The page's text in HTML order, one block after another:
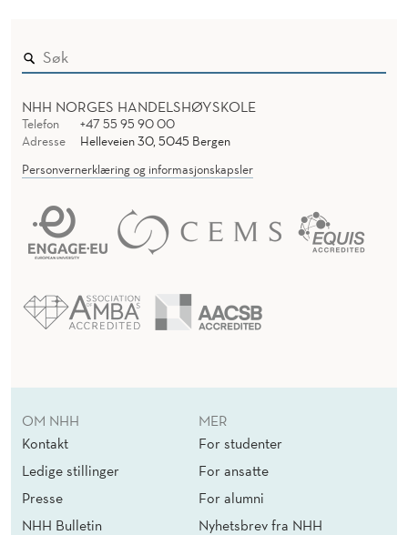
NHH NORGES HANDELSHØYSKOLE
Telefon
+47 55 95 90 00
Adresse
Helleveien 30, 5045 Bergen
Personvernerklæring og informasjonskapsler
OM NHH
Kontakt
Ledige stillinger
Presse
NHH Bulletin
MER
For studenter
For ansatte
For alumni
Nyhetsbrev fra NHH